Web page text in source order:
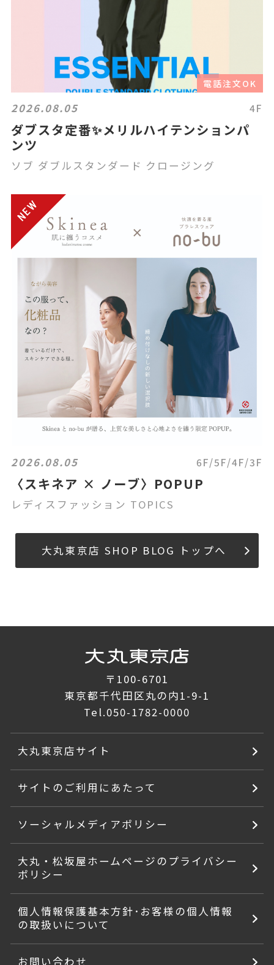
電話注文OK
2026.08.05 4F
ダブスタ定番✨メリルハイテンションパ
ンツ
ソブ ダブルスタンダード クロージング
2026.08.05 6F/5F/4F/3F
〈スキネア × ノーブ〉POPUP
レディスファッション TOPICS
大丸東京店 SHOP BLOG トップへ
〒100-6701
東京都千代田区丸の内1-9-1
Tel.050-1782-0000
大丸東京店サイト
サイトのご利用にあたって
ソーシャルメディアポリシー
大丸・松坂屋ホームページのプライバシー
ポリシー
個人情報保護基本方針･お客様の個人情報
の取扱いについて
お問い合わせ